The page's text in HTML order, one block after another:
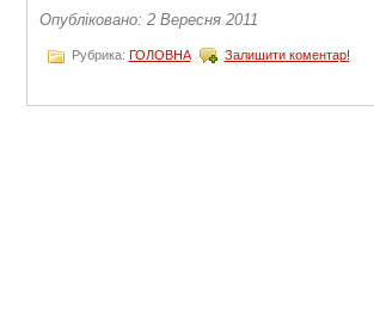
Опубліковано: 2 Вересня 2011
Рубрика: ГОЛОВНА Залишити коментар!